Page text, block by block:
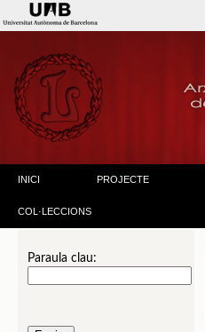
INICI PROJECTE
COL·LECCIONS
Paraula clau: